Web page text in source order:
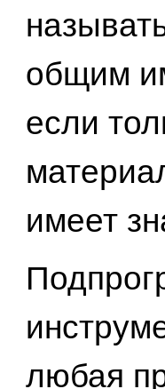
общим
если
имеет
любая